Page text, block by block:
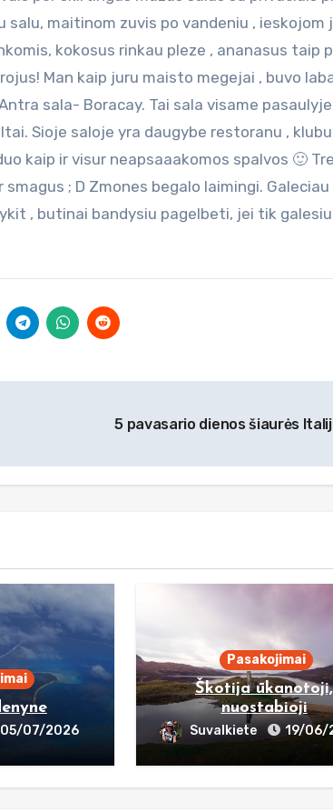
maitinom zuvis po vandeniu , ieskojom
kokosus rinkau pleze , ananasus taip
Man kaip juru maisto megejai , buvo
sala- Boracay. Tai sala visame pasaulyje
Sioje saloje yra daugybe restoranu ,
kaip ir visur neapsaaakomos spalvos 🙂
; D Zmones begalo laimingi. Galeciau
, butinai bandysiu pagelbeti, jei tik
5 pavasario dienos šiaurės
05/07/2026
Pasakojimai
Škotija ūkanotoji,
nuostabioji
Suvalkiete 19/06/